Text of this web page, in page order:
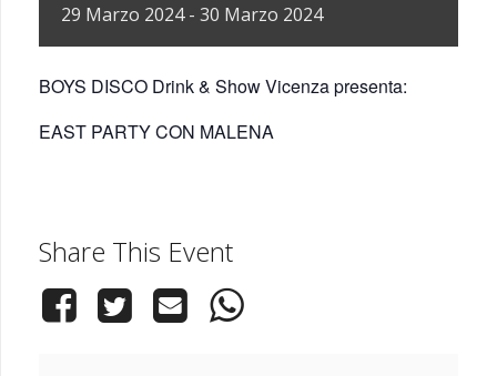
29 Marzo 2024 - 30 Marzo 2024
BOYS DISCO Drink & Show Vicenza presenta:
EAST PARTY CON MALENA
Share This Event